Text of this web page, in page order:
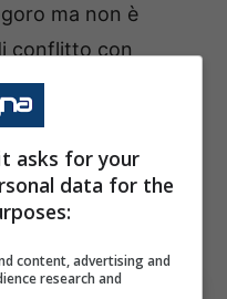
ma non è
conflitto con
tecnico e
ottimo ha visto poi
di ritorno che ha
al quinto posto
asks for your
data for the
content, advertising and
research and